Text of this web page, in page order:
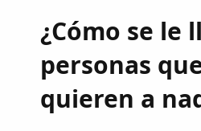
¿Cómo se le
personas
quieren a